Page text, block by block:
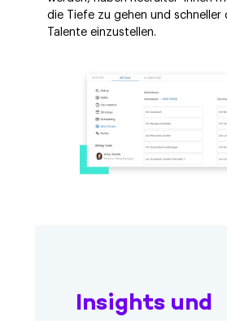
die Tiefe zu gehen und schneller
Talente einzustellen.
Insights und